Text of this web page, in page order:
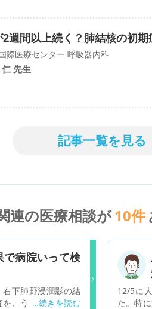
2週間以上続く？肺結核の初期
国立国際医療センター 呼吸器内科
先生
記事一覧を見る
連の医療相談が10件
で病院いって検
下肺野浸潤影の結
、うけました、結
12/5に
た。特